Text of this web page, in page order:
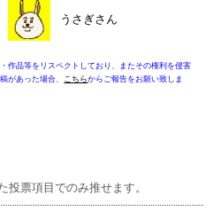
うさぎさん
作品等をリスペクトしており、またその権利を侵害
があった場合、 こちらからご報告をお願い致しま
票項目でのみ推せます。